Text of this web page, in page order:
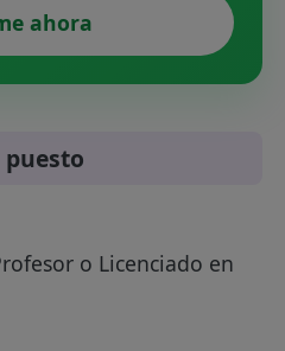
ahora
o Licenciado en